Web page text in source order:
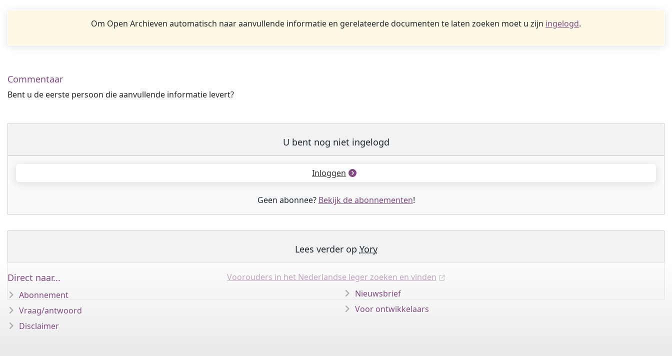
Om Open Archieven automatisch naar aanvullende informatie en gerelateerde documenten te laten zoeken moet u zijn ingelogd.
Commentaar
Bent u de eerste persoon die aanvullende informatie levert?
U bent nog niet ingelogd
Inloggen
Geen abonnee? Bekijk de abonnementen!
Lees verder op Yory
Voorouders in het Nederlandse leger zoeken en vinden
Direct naar...
Abonnement
Vraag/antwoord
Disclaimer
Nieuwsbrief
Voor ontwikkelaars